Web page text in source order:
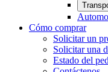
Cómo comprar
Solicitar un
Solicitar una
Estado del